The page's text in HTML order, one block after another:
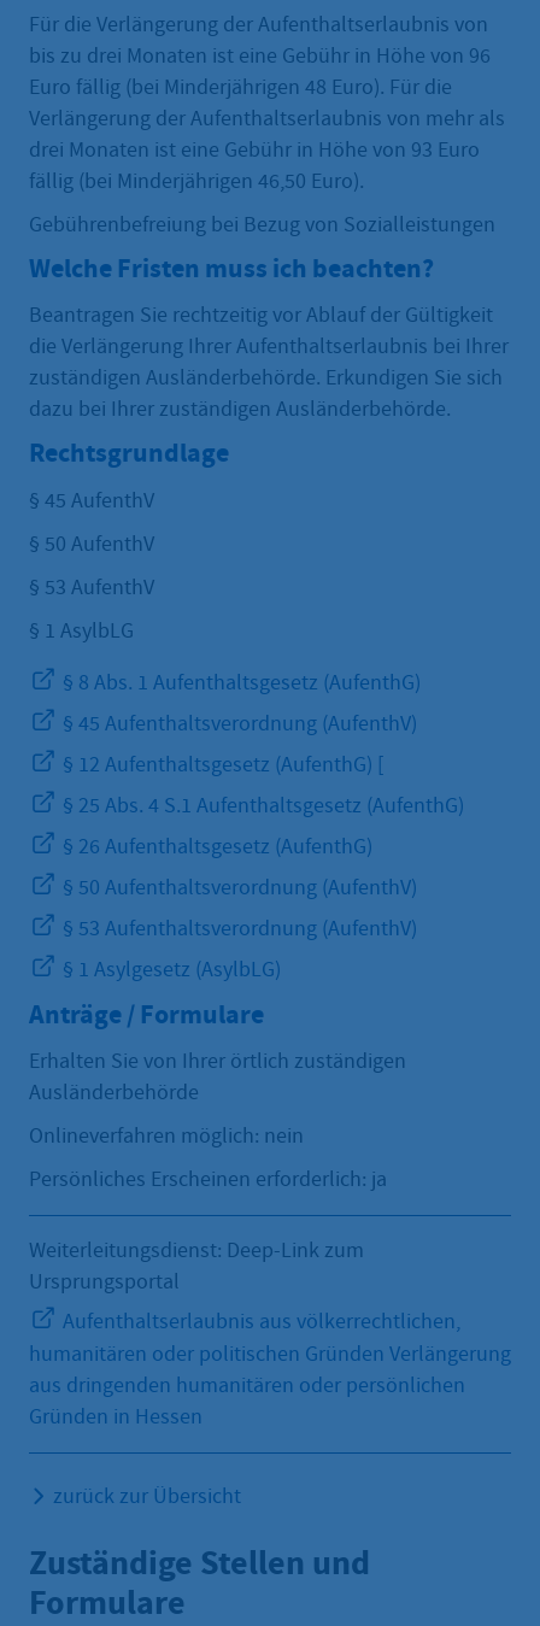
Für die Verlängerung der Aufenthaltserlaubnis von
bis zu drei Monaten ist eine Gebühr in Höhe von 96
Euro fällig (bei Minderjährigen 48 Euro). Für die
Verlängerung der Aufenthaltserlaubnis von mehr als
drei Monaten ist eine Gebühr in Höhe von 93 Euro
fällig (bei Minderjährigen 46,50 Euro).
Gebührenbefreiung bei Bezug von Sozialleistungen
Welche Fristen muss ich beachten?
Beantragen Sie rechtzeitig vor Ablauf der Gültigkeit
die Verlängerung Ihrer Aufenthaltserlaubnis bei Ihrer
zuständigen Ausländerbehörde. Erkundigen Sie sich
dazu bei Ihrer zuständigen Ausländerbehörde.
Rechtsgrundlage
§ 45 AufenthV
§ 50 AufenthV
§ 53 AufenthV
§ 1 AsylbLG
§ 8 Abs. 1 Aufenthaltsgesetz (AufenthG)
§ 45 Aufenthaltsverordnung (AufenthV)
§ 12 Aufenthaltsgesetz (AufenthG) [
§ 25 Abs. 4 S.1 Aufenthaltsgesetz (AufenthG)
§ 26 Aufenthaltsgesetz (AufenthG)
§ 50 Aufenthaltsverordnung (AufenthV)
§ 53 Aufenthaltsverordnung (AufenthV)
§ 1 Asylgesetz (AsylbLG)
Anträge / Formulare
Erhalten Sie von Ihrer örtlich zuständigen
Ausländerbehörde
Onlineverfahren möglich: nein
Persönliches Erscheinen erforderlich: ja
Weiterleitungsdienst: Deep-Link zum
Ursprungsportal
Aufenthaltserlaubnis aus völkerrechtlichen,
humanitären oder politischen Gründen Verlängerung
aus dringenden humanitären oder persönlichen
Gründen in Hessen
zurück zur Übersicht
Zuständige Stellen und
Formulare